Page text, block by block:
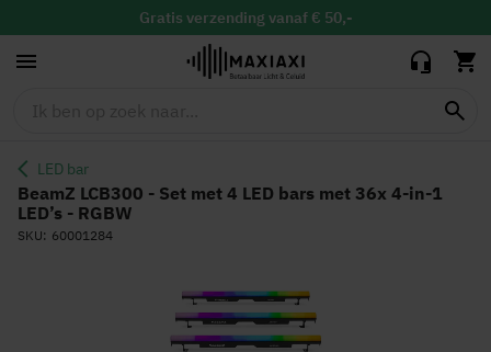
Gratis verzending vanaf € 50,-
binnen 30 dagen ruilen & retour
Vandaag besteld, maandag in huis
LED bar
in-1 LED’s -
BeamZ LCB300 - Set met 4 LED bars met 36x 4-in-1
LED’s - RGBW
SKU 60001284